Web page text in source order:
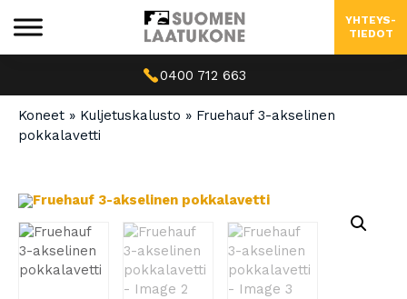
YHTEYS-
TIEDOT
0400 712 663
Koneet » Kuljetuskalusto » Fruehauf 3-akselinen
pokkalavetti